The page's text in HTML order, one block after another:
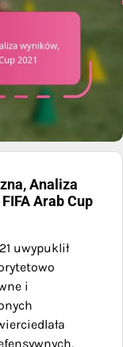
Analiza
Arab Cup
uwypuklił
i